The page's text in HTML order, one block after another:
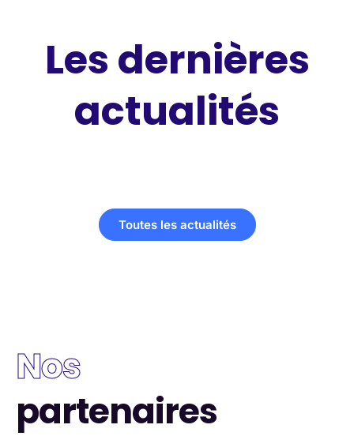
Les dernières
actualités
Toutes les actualités
Nos
partenaires